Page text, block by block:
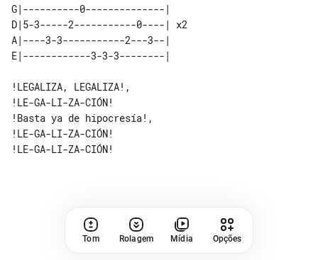
G|----------0--------------|
D|5-3-----2-----------0----| x2
A|----3-3-----------2---3--|
!LEGALIZA, LEGALIZA!,
!LE-GA-LI-ZA-CIÓN!
!Basta ya de hipocresía!,
!LE-GA-LI-ZA-CIÓN!
!LE-GA-LI-ZA-CIÓN!
Tom Rolagem Mídia Opções